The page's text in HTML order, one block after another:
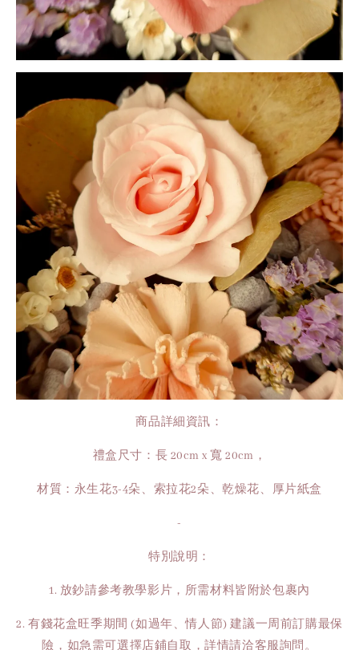
商品詳細資訊：
禮盒尺寸：長 20cm x 寬 20cm，
材質：永生花3-4朵、索拉花2朵、乾燥花、厚片紙盒
-
特別說明：
1. 放鈔請參考教學影片，所需材料皆附於包裹內
2. 有錢花盒旺季期間 (如過年、情人節) 建議一周前訂購最保
險，如急需可選擇店鋪自取，詳情請洽客服詢問。